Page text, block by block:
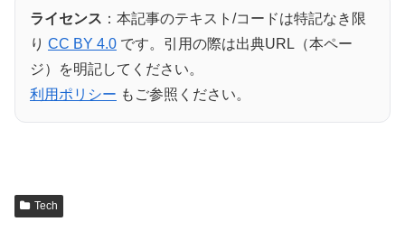
ライセンス ：本記事のテキスト/コードは特記なき限
り CC BY 4.0 です。引用の際は出典URL（本ペー
ジ）を明記してください。
利用ポリシー もご参照ください。
Tech